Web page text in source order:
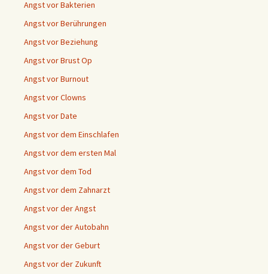
Angst vor Bakterien
Angst vor Berührungen
Angst vor Beziehung
Angst vor Brust Op
Angst vor Burnout
Angst vor Clowns
Angst vor Date
Angst vor dem Einschlafen
Angst vor dem ersten Mal
Angst vor dem Tod
Angst vor dem Zahnarzt
Angst vor der Angst
Angst vor der Autobahn
Angst vor der Geburt
Angst vor der Zukunft